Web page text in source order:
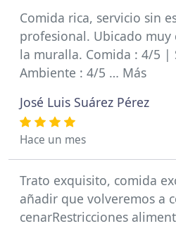
Comida rica, servicio sin
profesional. Ubicado
la muralla. Comida : 4/5 |
Ambiente : 4/5 … Más
José Luis Suárez Pérez
Hace un mes
Trato exquisito, comida
añadir que volveremos a
cenarRestricciones